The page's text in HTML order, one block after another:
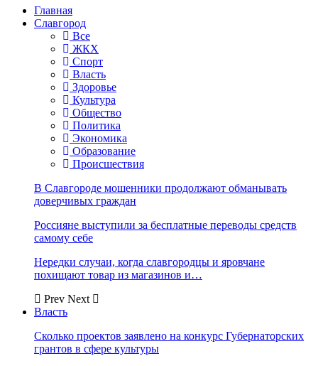
Главная
Славгород
Все
ЖКХ
Спорт
Власть
Здоровье
Культура
Общество
Политика
Экономика
Образование
Происшествия
В Славгороде мошенники продолжают обманывать
доверчивых граждан
Россияне выступили за бесплатные переводы средств
самому себе
Нередки случаи, когда славгородцы и яровчане
похищают товар из магазинов и…
Prev Next
Власть
Сколько проектов заявлено на конкурс Губернаторских
грантов в сфере культуры